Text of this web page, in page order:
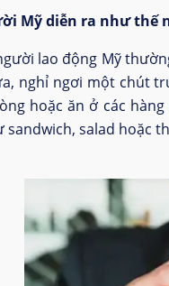
Mỹ diễn ra như thế
lao động Mỹ
nghỉ ngơi một chút
hoặc ăn ở các
sandwich, salad hoặc